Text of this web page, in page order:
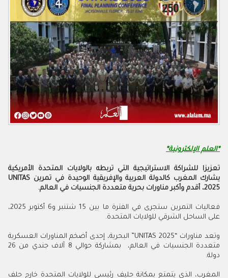
*العلم الإلكترونية*
تعزيزا للشراكة الاستراتيجية التي تربطه بالولايات المتحدة الأمريكية
يشارك المغرب كالدولة العربية والإفريقية الوحيدة في تمرين UNITAS
2025، أقدم و
أكبر مناورات بحرية متعددة الجنسيات في العالم.
فعاليات التمرين ستجرى في الفترة ما بين 15 شتنبر و6 أكتوبر 2025،
على الساحل الشرقي للولايات المتحدة.
وتعد مناورات “UNITAS 2025” البحرية، إحدى أضخم المناورات العسكرية
متعددة الجنسيات في العالم، بمشاركة حوالي 8 آلاف جندي من 26
دولة.
المغرب، الذي يتمتع بمكانة حليف رئيسي للولايات المتحدة خارج حلف